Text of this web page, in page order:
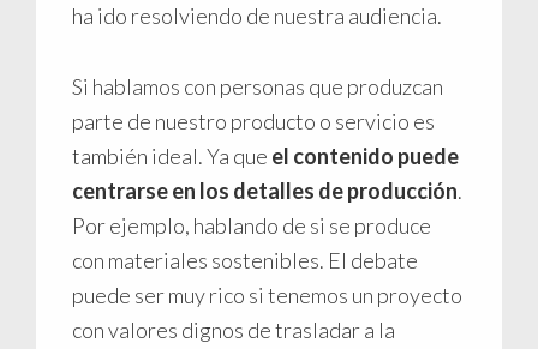
ha ido resolviendo de nuestra audiencia.
Si hablamos con personas que produzcan
parte de nuestro producto o servicio es
también ideal. Ya que el contenido puede
centrarse en los detalles de producción.
Por ejemplo, hablando de si se produce
con materiales sostenibles. El debate
puede ser muy rico si tenemos un proyecto
con valores dignos de trasladar a la